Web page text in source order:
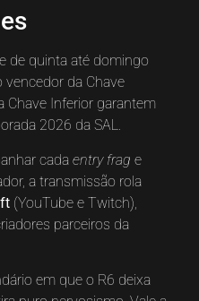
de quinta até domingo
vencedor da Chave
Chave Inferior garantem
2026 da SAL.
cada entry frag e
a transmissão rola
(YouTube e Twitch),
parceiros da
em que o R6 deixa